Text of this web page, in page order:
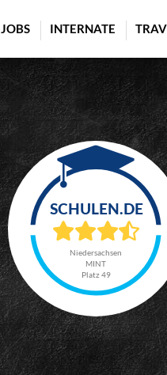
JOBS INTERNATE
Niedersachsen
MINT
Platz 49